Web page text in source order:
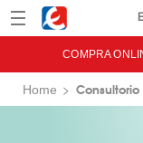
Menú Eroski
COMPRA
Home